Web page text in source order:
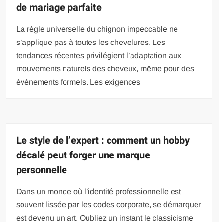
de mariage parfaite
La règle universelle du chignon impeccable ne
s’applique pas à toutes les chevelures. Les
tendances récentes privilégient l’adaptation aux
mouvements naturels des cheveux, même pour des
événements formels. Les exigences
Le style de l’expert : comment un hobby
décalé peut forger une marque
personnelle
Dans un monde où l’identité professionnelle est
souvent lissée par les codes corporate, se démarquer
est devenu un art. Oubliez un instant le classicisme